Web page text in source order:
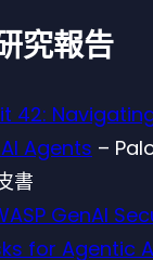
究報告
42:
Agents –
書
GenAI
for Agentic